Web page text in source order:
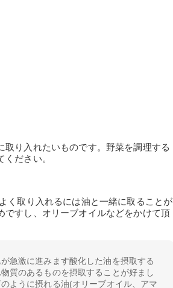
り入れたいものです。野菜を調理する
ださい。
く取り入れるには油と一緒に取ることが
ですし、オリーブオイルなどをかけて頂
急激に進みます酸化した油を摂取する
質のあるものを摂取することが好まし
ように摂れる油(オリーブオイル、アマ